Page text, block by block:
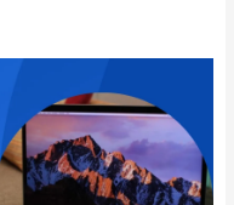
Có Bao Nhiêu
Apple mang đến với hai
nghiệp: Space Gray (Xám